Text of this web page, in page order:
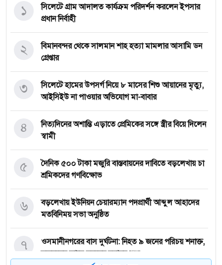
সিলেটে গ্রাম আদালত কার্যক্রম পরিদর্শন করলেন ইপসার
প্রধান নির্বাহী
১
বিমানবন্দর থেকে সালমান শাহ হত্যা মামলার আসামি ডন
গ্রেপ্তার
২
সিলেটে হামের উপসর্গ নিয়ে ৮ মাসের শিশু আয়ানের মৃত্যু,
আইসিইউ না পাওয়ার অভিযোগ মা-বাবার
৩
নিত্যদিনের অশান্তি এড়াতে প্রেমিকের সঙ্গে স্ত্রীর বিয়ে দিলেন
স্বামী
৪
দৈনিক ৫০০ টাকা মজুরি বাস্তবায়নের দাবিতে বড়লেখায় চা
শ্রমিকদের গণবিক্ষোভ
৫
বড়লেখায় ইউনিয়ন চেয়ারম্যান পদপ্রার্থী আব্দুল আহাদের
মতবিনিময় সভা অনুষ্ঠিত
৬
‎ওসমানীনগরের বাস দুর্ঘটনা: নিহত ৯ জনের পরিচয় শনাক্ত,
স্বজনদের কাছে মরদেহ হস্তান্তর শুরু
৭